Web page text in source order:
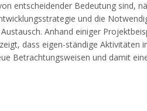
entscheidender Bedeutung sind,
und die
Anhand einiger
dass eigen-ständige Aktivitäten
Betrachtungsweisen und damit